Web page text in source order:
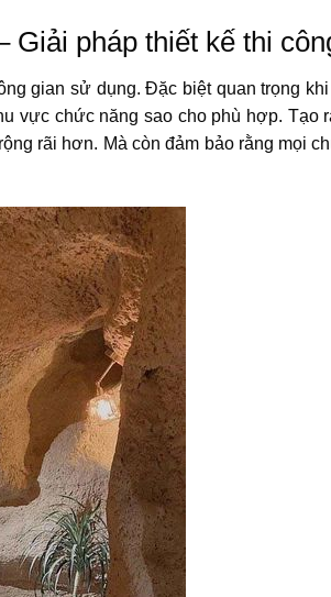
pháp thiết kế thi
gian sử dụng. Đặc biệt quan trọng
vực chức năng sao cho phù hợp. Tạo
rãi hơn. Mà còn đảm bảo rằng mọi